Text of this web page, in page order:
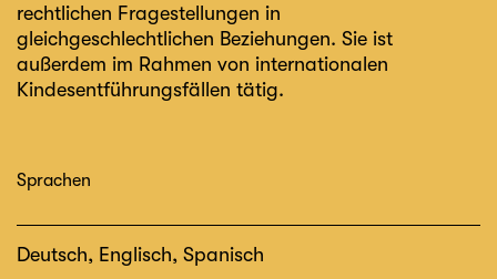
rechtlichen Fragestellungen in
gleichgeschlechtlichen Beziehungen. Sie ist
außerdem im Rahmen von internationalen
Kindesentführungsfällen tätig.
Sprachen
Deutsch, Englisch, Spanisch